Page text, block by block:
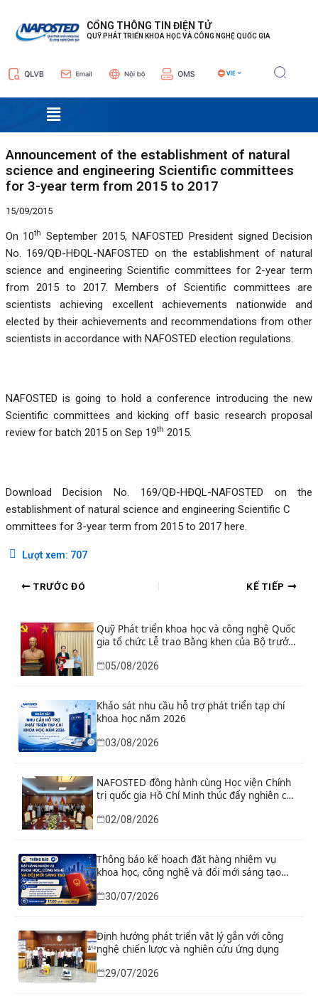
CỔNG THÔNG TIN ĐIỆN TỬ
QUỸ PHÁT TRIỂN KHOA HỌC VÀ CÔNG NGHỆ QUỐC GIA
Menu
Announcement of the establishment of natural
science and engineering Scientific committees
for 3-year term from 2015 to 2017
15/09/2015
On 10th
September 2015, NAFOSTED President signed Decision
No. 169/QĐ-HĐQL-NAFOSTED on the establishment of natural
science and engineering Scientific committees for 2-year term
from 2015 to 2017. Members of Scientific committees are
scientists achieving excellent achievements nationwide and
elected by their achievements and recommendations from other
scientists in accordance with NAFOSTED election regulations.
NAFOSTED is going to hold a conference introducing the new
Scientific committees and kicking off basic research proposal
review for batch 2015 on Sep 19th 2015.
Download Decision No. 169/QĐ-HĐQL-NAFOSTED on the
establishment of natural science and engineering Scientific C
ommittees for 3-year term from 2015 to 2017 here.
Lượt xem: 707
hướng
bài
TRƯỚC ĐÓ KẾ TIẾP
Quỹ Phát triển khoa học và công nghệ Quốc
gia tổ chức Lễ trao Bằng khen của Bộ trưởng
nhân có thành tích xuất sắc
05/08/2026
Khảo sát nhu cầu hỗ trợ phát triển tạp chí
khoa học năm 2026
03/08/2026
NAFOSTED đồng hành cùng Học viện Chính
trị quốc gia Hồ Chí Minh thúc đẩy nghiên cứu
02/08/2026
Thông báo kế hoạch đặt hàng nhiệm vụ
khoa học, công nghệ và đổi mới sáng tạo
“Nghiên cứu khoa học tổng kết thi hành, đề
xuất sửa đổi, bổ sung toàn diện Hiến pháp
30/07/2026
Định hướng phát triển vật lý gắn với công
nghệ chiến lược và nghiên cứu ứng dụng
29/07/2026